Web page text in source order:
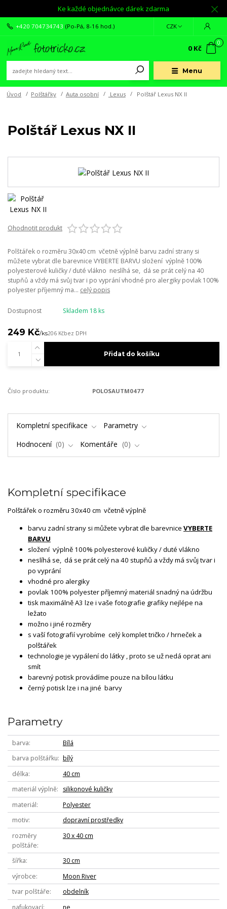
Ke každé objednávce dárek zdarma
Menu
CZK
+420 704734743 (Po-Pá, 8-16 hod.)
0
0 Kč
Úvod Polštářky Auta osobní Lexus Polštář Lexus NX II
Polštář Lexus NX II
Ohodnotit produkt
Polštářek o rozměru 30x40 cm včetně výplně barvu zadní strany si
můžete vybrat dle barevnice VYBERTE BARVU složení výplně 100%
polyesterové kuličky / duté vlákno neslíhá se, dá se prát celý na 40
stupňů a vždy má svůj tvar i po vyprání vhodné pro alergiky povlak 100%
polyester příjemný ma... celý popis
Dostupnost Skladem 18 ks
249 Kč/ks206 Kčbez DPH
Přidat do košíku
Číslo produktu: POLOSAUTM0477
Kompletní specifikace
Parametry
Hodnocení
0 Komentáře 0
Kompletní specifikace
Polštářek o rozměru 30x40 cm včetně výplně
barvu zadní strany si můžete vybrat dle barevnice VYBERTE
BARVU
složení výplně 100% polyesterové kuličky / duté vlákno
neslíhá se, dá se prát celý na 40 stupňů a vždy má svůj tvar i
po vyprání
vhodné pro alergiky
povlak 100% polyester příjemný materiál snadný na údržbu
tisk maximálně A3 lze i vaše fotografie grafiky nejlépe na
ležato
možno i jiné rozměry
s vaší fotografií vyrobíme celý komplet tričko / hrneček a
polštářek
technologie je vypálení do látky , proto se už nedá oprat ani
smít
barevný potisk provádíme pouze na bílou látku
černý potisk lze i na jiné barvy
Parametry
barva
Bílá
barva polštářku
bílý
délka
40 cm
materiál výplně
silikonové kuličky
materiál
Polyester
motiv
dopravní prostředky
rozměry
polštáře
30 x 40 cm
šířka
30 cm
výrobce
Moon River
tvar polštáře
obdelník
nafukovací
ne